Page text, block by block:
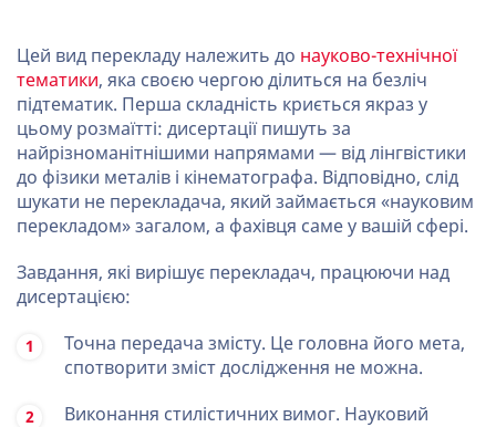
Цей вид перекладу належить до науково-технічної
тематики, яка своєю чергою ділиться на безліч
підтематик. Перша складність криється якраз у
цьому розмаїтті: дисертації пишуть за
найрізноманітнішими напрямами — від лінгвістики
до фізики металів і кінематографа. Відповідно, слід
шукати не перекладача, який займається «науковим
перекладом» загалом, а фахівця саме у вашій сфері.
Завдання, які вирішує перекладач, працюючи над
дисертацією:
Точна передача змісту. Це головна його мета,
спотворити зміст дослідження не можна.
Виконання стилістичних вимог. Науковий